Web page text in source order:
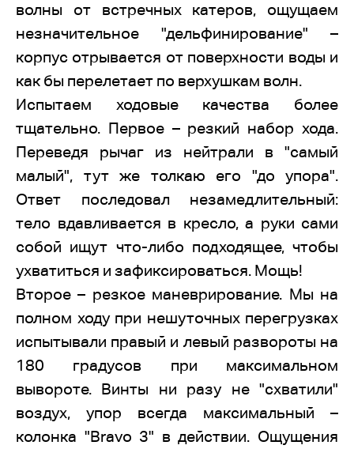
волны от встречных катеров, ощущаем
незначительное "дельфинирование" –
корпус отрывается от поверхности воды и
как бы перелетает по верхушкам волн.
Испытаем ходовые качества более
тщательно. Первое – резкий набор хода.
Переведя рычаг из нейтрали в "самый
малый", тут же толкаю его "до упора".
Ответ последовал незамедлительный:
тело вдавливается в кресло, а руки сами
собой ищут что-либо подходящее, чтобы
ухватиться и зафиксироваться. Мощь!
Второе – резкое маневрирование. Мы на
полном ходу при нешуточных перегрузках
испытывали правый и левый развороты на
180 градусов при максимальном
вывороте. Винты ни разу не "схватили"
воздух, упор всегда максимальный –
колонка "Bravo 3" в действии. Ощущения